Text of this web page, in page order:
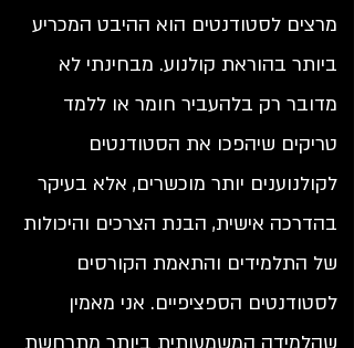
מרצים לסטודנטים הוא ההיבט המכריע
ביותר בהוראת קולנוע. מבחינתי לא
מדובר רק בלהעביר חומר או ללמד
טריקים שיהפכו את הסטודנטים
לקולנוענים יותר מוכשרים, אלא בעיקר
בהדרכה אישית, הבנת הצרכים והיכולות
של התלמידים והתאמת הקורסים
לסטודנטים הספציפיים. אני מאמין